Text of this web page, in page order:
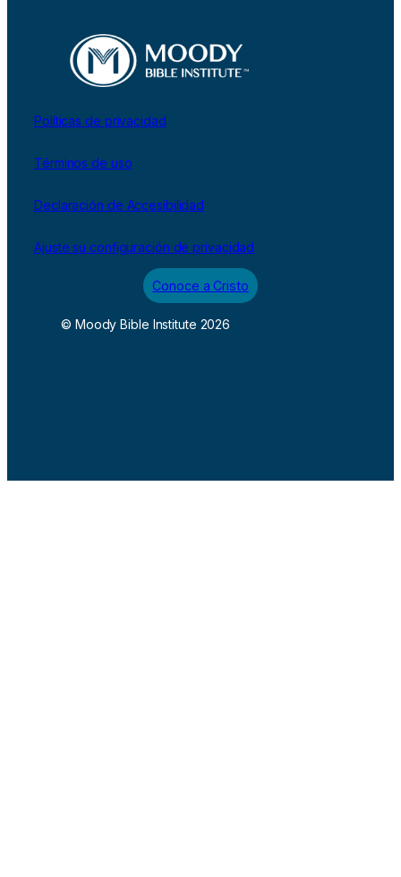
Políticas de privacidad
Términos de uso
Declaración de Accesibilidad
Ajuste su configuración de privacidad
Conoce a Cristo
© Moody Bible Institute 2026